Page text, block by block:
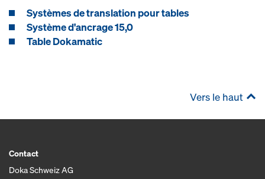
Systèmes de translation pour tables
Système d'ancrage 15,0
Table Dokamatic
Vers le haut
Contact
Doka Schweiz AG